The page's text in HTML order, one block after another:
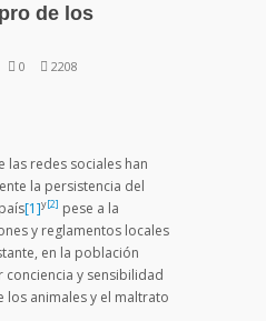
de los
0 2208
las redes sociales han
la persistencia del
[1]y[2] pese a la
y reglamentos locales
en la población
y sensibilidad
los animales y el maltrato